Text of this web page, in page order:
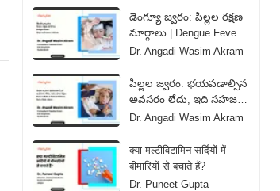
డెంగ్యూ జ్వరం: పిల్లల రక్షణ
మార్గాలు | Dengue Fever:
Ways to Protect Children
Dr. Angadi Wasim Akram
పిల్లల జ్వరం: భయపడాల్సిన
అవసరం లేదు, ఇది సహజ
రక్షణ | Fever in Kids: A
Panic Alarm
Dr. Angadi Wasim Akram
क्या मल्टीविटामिन सर्दियों में
बीमारियों से बचाते हैं?
Dr. Puneet Gupta